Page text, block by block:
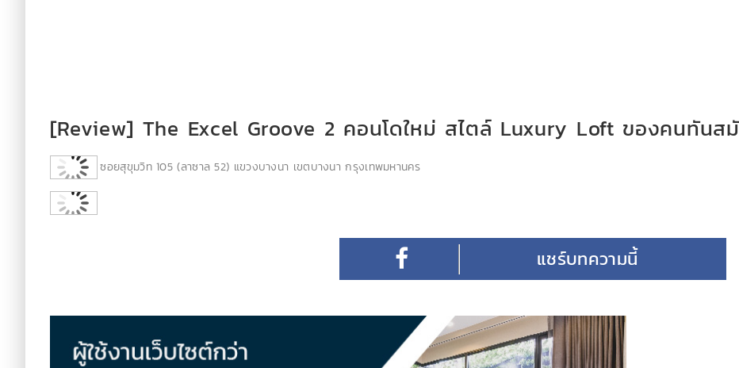
[Review] The Excel Groove 2 คอนโดใหม่ สไตล์ Luxury Loft ของคนทันส
ซอยสุขุมวิท 105 (ลาซาล 52) แขวงบางนา เขตบางนา กรุงเทพมหานคร